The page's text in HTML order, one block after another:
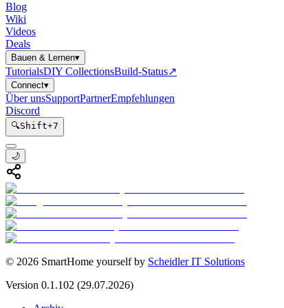
Blog
Wiki
Videos
Deals
Bauen & Lernen▾
TutorialsDIY CollectionsBuild-Status↗
Connect▾
Über unsSupportPartnerEmpfehlungen
Discord
🔍Shift+7
🌙
© 2026 SmartHome yourself by Scheidler IT Solutions
Version 0.1.102 (29.07.2026)